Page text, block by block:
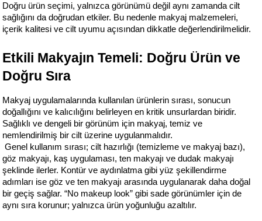
Doğru ürün seçimi, yalnızca görünümü değil aynı zamanda cilt
sağlığını da doğrudan etkiler. Bu nedenle makyaj malzemeleri,
içerik kalitesi ve cilt uyumu açısından dikkatle değerlendirilmelidir.
Etkili Makyajın Temeli: Doğru Ürün ve
Doğru Sıra
Makyaj uygulamalarında kullanılan ürünlerin sırası, sonucun
doğallığını ve kalıcılığını belirleyen en kritik unsurlardan biridir.
Sağlıklı ve dengeli bir görünüm için makyaj, temiz ve
nemlendirilmiş bir cilt üzerine uygulanmalıdır.
Genel kullanım sırası; cilt hazırlığı (temizleme ve makyaj bazı),
göz makyajı, kaş uygulaması, ten makyajı ve dudak makyajı
şeklinde ilerler. Kontür ve aydınlatma gibi yüz şekillendirme
adımları ise göz ve ten makyajı arasında uygulanarak daha doğal
bir geçiş sağlar. “No makeup look” gibi sade görünümler için de
aynı sıra korunur; yalnızca ürün yoğunluğu azaltılır.